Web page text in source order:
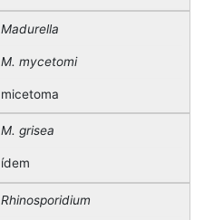
Madurella
M. mycetomi
micetoma
M. grisea
ídem
Rhinosporidium